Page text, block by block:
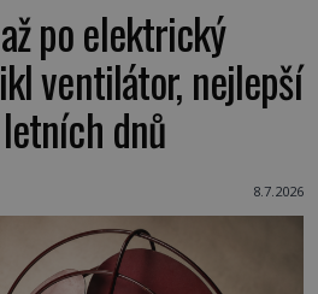
po elektrický
ventilátor, nejlepší
dnů
8.7.2026